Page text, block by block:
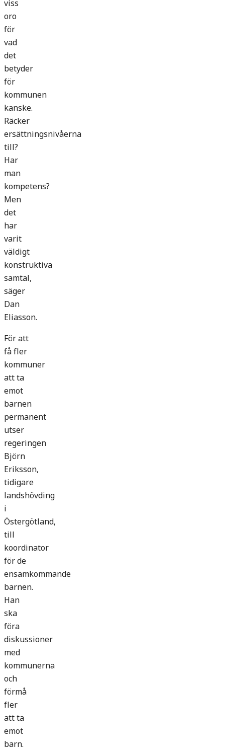
oro
för
vad
det
betyder
för
kommunen
kanske.
Räcker
ersättningsnivåerna
till?
Har
man
kompetens?
Men
det
har
varit
väldigt
konstruktiva
samtal,
säger
Dan
Eliasson.
För att
få fler
kommuner
att ta
emot
barnen
permanent
utser
regeringen
Björn
Eriksson,
tidigare
landshövding
i
Östergötland,
till
koordinator
för de
ensamkommande
barnen.
Han
ska
föra
diskussioner
med
kommunerna
och
förmå
fler
att ta
emot
barn.